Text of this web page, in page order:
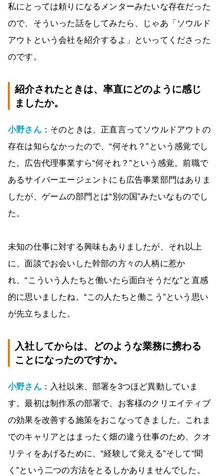
私にとっては頼りになるメンターみたいな存在だった
ので、そういった話をしてみたら、じゃあ「ソウルド
アウトという会社を紹介するよ」といってくださった
のです。
紹介されたときは、率直にどのように感じ
ましたか。
小野さん：そのときは、正直言ってソウルドアウトの
存在は知らなかったので、“何それ？”という感覚でし
た。広告代理事業すら“何それ？”という感覚。前職で
あるサイバーエージェントにも広告事業部門はありま
したが、ゲームの部門とは“別の国”みたいなものでし
た。
未知の仕事に対する興味もありましたが、それ以上
に、面談でお会いした幹部の方々の人柄に惹か
れ、“こういう人たちと働いたら面白そうだな”と直感
的に思いましたね。“この人たちと働こう”という思い
が先立ちました。
入社してからは、どのような業務に携わる
ことになったのですか。
小野さん：入社以来、部署を3つほど異動していま
す。最初は制作系の部署で、お客様のクリエイティブ
の効果を改善する施策をおこなってきました。これま
でのキャリアとはまったく畑の違う仕事のため、クオ
リティをあげるために、“経験して覚える”そして“聞
く”という二つの方法をとるしかありませんでした。